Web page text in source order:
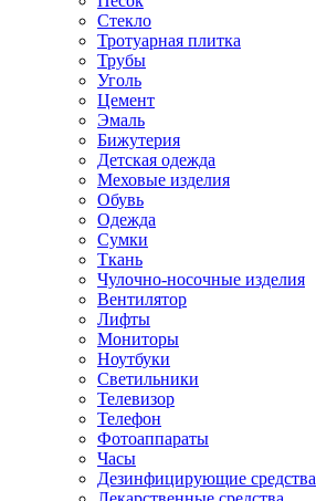
Стекло
Тротуарная плитка
Трубы
Уголь
Цемент
Эмаль
Бижутерия
Детская одежда
Меховые изделия
Обувь
Одежда
Сумки
Ткань
Чулочно-носочные изделия
Вентилятор
Лифты
Мониторы
Ноутбуки
Светильники
Телевизор
Телефон
Фотоаппараты
Часы
Дезинфицирующие средства